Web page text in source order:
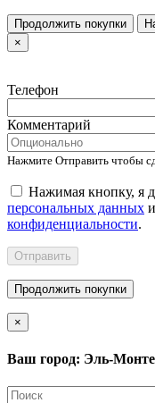
Продолжить покупки
×
Телефон
Комментарий
Нажмите Отправить чтобы
Нажимая кнопку, я
персональных данных
конфиденциальности.
Отправить
Продолжить покупки
×
Ваш город: Эль-Монте